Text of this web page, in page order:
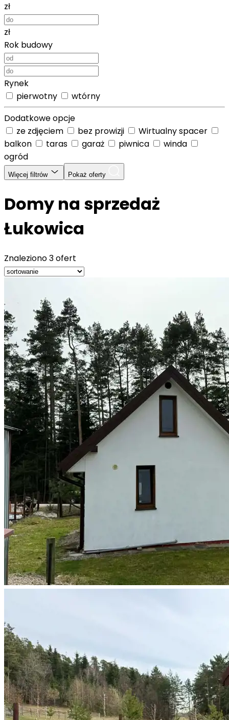
zł
zł
Rok budowy
Rynek
pierwotny
wtórny
Dodatkowe opcje
ze zdjęciem
bez prowizji
Wirtualny spacer
balkon
taras garaż piwnica
winda
ogród
Więcej filtrów Pokaż oferty
Domy na sprzedaż
Łukowica
Znaleziono3 ofert